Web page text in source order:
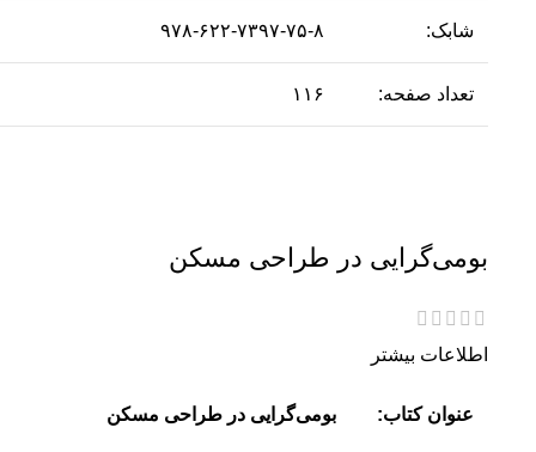
شابک: ۹۷۸-۶۲۲-۷۳۹۷-۷۵-۸
تعداد صفحه: ۱۱۶
بومی‌گرایی در طراحی مسکن
اطلاعات بیشتر
عنوان کتاب: بومی‌گرایی در طراحی مسکن